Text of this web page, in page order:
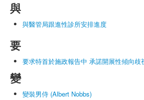
與
與醫管局跟進性診所安排進度
要
要求特首於施政報告中 承諾開展性傾向歧
變
變裝男侍 (Albert Nobbs)